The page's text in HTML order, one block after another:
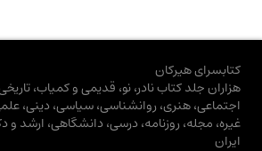
کتابسرای هیرکان
هزاران جلد کتاب نادر، نو، قدیمی و کمیاب،
اجتماعی، هنری، روانشناسی، سیاسی، دینی،
غیره، مجله، روزنامه، درسی، دانشگاهی، ارشد و
ایران